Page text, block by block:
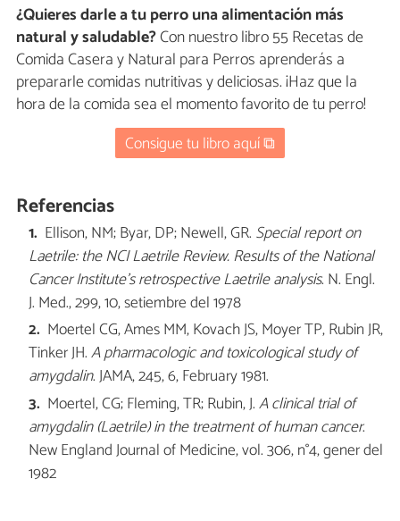
¿Quieres darle a tu perro una alimentación más
natural y saludable?Con nuestro libro 55 Recetas de
Comida Casera y Natural para Perros aprenderás a
prepararle comidas nutritivas y deliciosas. ¡Haz que la
hora de la comida sea el momento favorito de tu perro!
Consigue tu libro aquí ⧉
Referencias
Ellison, NM; Byar, DP; Newell, GR. Special report on
Laetrile: the NCI Laetrile Review. Results of the National
Cancer Institute's retrospective Laetrile analysis. N. Engl.
J. Med., 299, 10, setiembre del 1978
Moertel CG, Ames MM, Kovach JS, Moyer TP, Rubin JR,
Tinker JH.A pharmacologic and toxicological study of
amygdalin. JAMA, 245, 6, February 1981.
Moertel, CG; Fleming, TR; Rubin, J.A clinical trial of
amygdalin (Laetrile) in the treatment of human cancer.
New England Journal of Medicine, vol. 306, n°4, gener del
1982